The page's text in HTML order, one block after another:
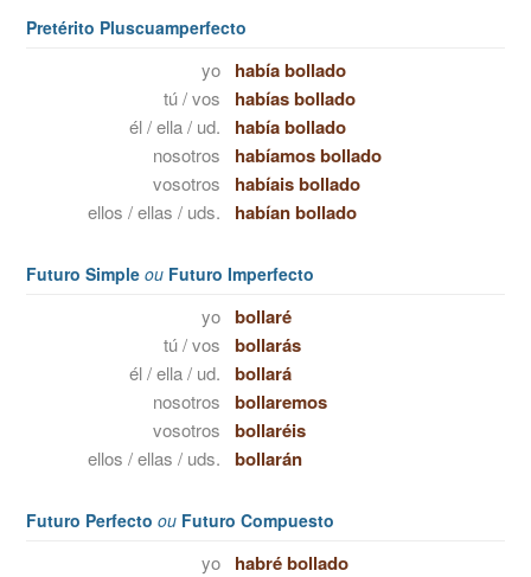
Pretérito Pluscuamperfecto
yo había bollado
tú / vos habías bollado
él / ella / ud. había bollado
nosotros habíamos bollado
vosotros habíais bollado
ellos / ellas / uds. habían bollado
Futuro Simple ou Futuro Imperfecto
yo bollaré
tú / vos bollarás
él / ella / ud. bollará
nosotros bollaremos
vosotros bollaréis
ellos / ellas / uds. bollarán
Futuro Perfecto ou Futuro Compuesto
yo habré bollado